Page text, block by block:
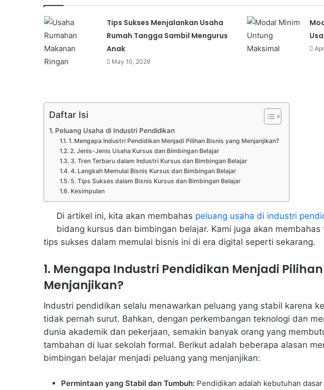
Tips Sukses Menjalankan Usaha
Rumah Tangga Sambil Mengurus
Anak
May 10, 2026
Daftar Isi
Peluang Usaha di Industri Pendidikan
1. Mengapa Industri Pendidikan Menjadi Pilihan Bisnis yang Menjanjikan?
2. Jenis-Jenis Usaha Kursus dan Bimbingan Belajar
3. Tren Terbaru dalam Industri Kursus dan Bimbingan Belajar
4. Langkah Memulai Bisnis Kursus dan Bimbingan Belajar
5. Tips Sukses dalam Bisnis Kursus dan Bimbingan Belajar
Kesimpulan
Di artikel ini, kita akan membahas peluang usaha di industri
bidang kursus dan bimbingan belajar. Kami juga akan
tips sukses dalam memulai bisnis ini di era digital seperti sekarang.
1. Mengapa Industri Pendidikan Menjadi
Menjanjikan?
Industri pendidikan selalu menawarkan peluang yang stabil karena
tidak pernah surut. Bahkan, dengan perkembangan teknologi dan
dunia akademik dan pekerjaan, semakin banyak orang yang
tambahan di luar sekolah formal. Berikut adalah beberapa alasan
bimbingan belajar menjadi peluang yang menjanjikan:
Permintaan yang Stabil dan Tumbuh: Pendidikan adalah kebutuhan